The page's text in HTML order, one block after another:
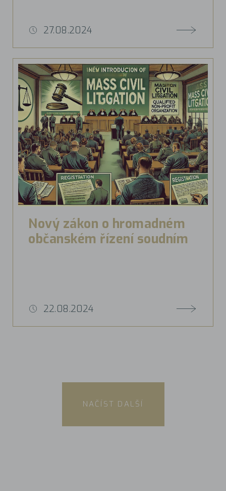
27.08.2024
Nový zákon o hromadném
občanském řízení soudním
22.08.2024
NAČÍST DALŠÍ